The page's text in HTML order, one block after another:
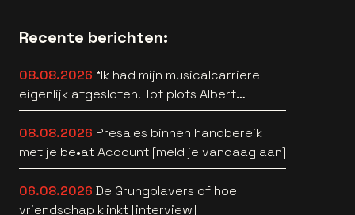
Recente berichten:
08.08.2026 “Ik had mijn musicalcarriere
eigenlijk afgesloten. Tot plots Albert
Verlinde belde” [interview]
08.08.2026 Presales binnen handbereik
met je be•at Account [meld je vandaag aan]
06.08.2026 De Grungblavers of hoe
vriendschap klinkt [interview]